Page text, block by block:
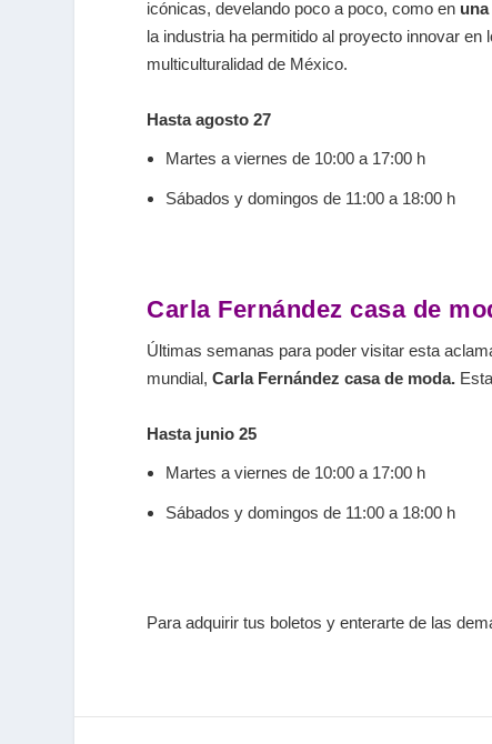
icónicas, develando poco a poco, como en
la industria ha permitido al proyecto innovar
multiculturalidad de México.
Hasta agosto 27
Martes a viernes de 10:00 a 17:00 h
Sábados y domingos de 11:00 a 18:00 h
Carla Fernández casa de
Últimas semanas para poder visitar esta
mundial, Carla Fernández casa de moda.
Hasta junio 25
Martes a viernes de 10:00 a 17:00 h
Sábados y domingos de 11:00 a 18:00 h
Para adquirir tus boletos y enterarte de las